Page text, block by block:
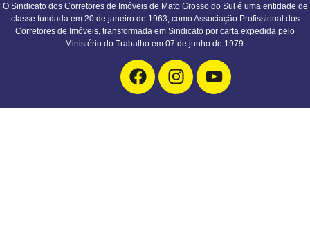
O Sindicato dos Corretores de Imóveis de Mato Grosso do Sul é uma entidade de
classe fundada em 20 de janeiro de 1963, como Associação Profissional dos
Corretores de Imóveis, transformada em Sindicato por carta expedida pelo
Ministério do Trabalho em 07 de junho de 1979.